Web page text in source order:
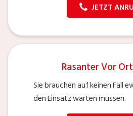
JETZT
Rasanter Vor
Sie brauchen auf keinen Fall
den Einsatz warten müssen.